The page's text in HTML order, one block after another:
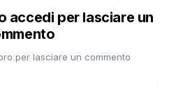
accedi per lasciare un
per lasciare un commento